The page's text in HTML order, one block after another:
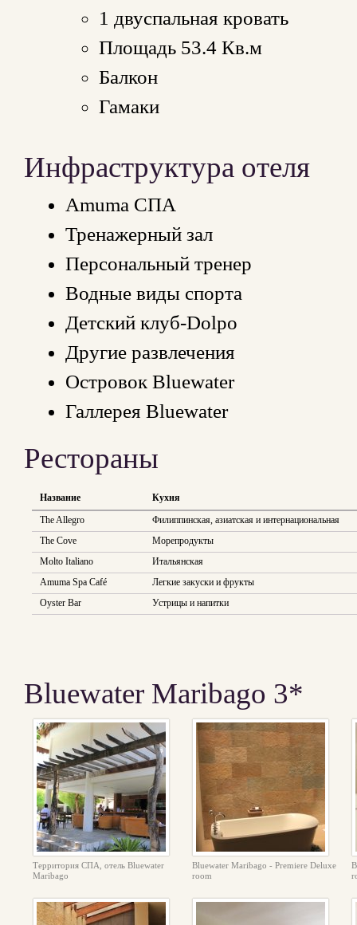
1 двуспальная кровать
Площадь 53.4 Кв.м
Балкон
Гамаки
Инфраструктура отеля
Amuma СПА
Тренажерный зал
Персональный тренер
Водные виды спорта
Детский клуб-Dolpo
Другие развлечения
Островок Bluewater
Галлерея Bluewater
Рестораны
Название
Кухня
The Allegro
Филиппинская, азиатская и интернациональная
The Cove
Морепродукты
Molto Italiano
Итальянская
Amuma Spa Café
Легкие закуски и фрукты
Oyster Bar
Устрицы и напитки
Bluewater Maribago 3*
Территория СПА, отель Bluewater
Maribago
Bluewater Maribago - Premiere Deluxe
room